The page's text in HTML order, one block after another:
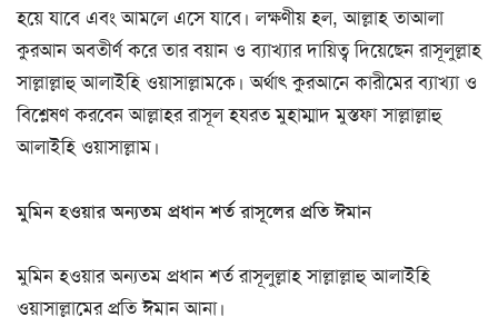
হয়ে যাবে এবং আমলে এসে যাবে। লক্ষণীয় হল, আল্লাহ তাআলা
কুরআন অবতীর্ণ করে তার বয়ান ও ব্যাখ্যার দায়িত্ব দিয়েছেন রাসূলুল্লাহ
সাল্লাল্লাহু আলাইহি ওয়াসাল্লামকে। অর্থাৎ কুরআনে কারীমের ব্যাখ্যা ও
বিশ্লেষণ করবেন আল্লাহর রাসূল হযরত মুহাম্মাদ মুস্তফা সাল্লাল্লাহু
আলাইহি ওয়াসাল্লাম।
মুমিন হওয়ার অন্যতম প্রধান শর্ত রাসূলের প্রতি ঈমান
মুমিন হওয়ার অন্যতম প্রধান শর্ত রাসূলুল্লাহ সাল্লাল্লাহু আলাইহি
ওয়াসাল্লামের প্রতি ঈমান আনা।